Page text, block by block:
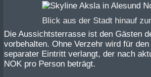
Blick aus der Stadt hinauf
Die Aussichtsterrasse ist den Gästen
vorbehalten. Ohne Verzehr wird für den
separater Eintritt verlangt, der nach
NOK pro Person beträgt.